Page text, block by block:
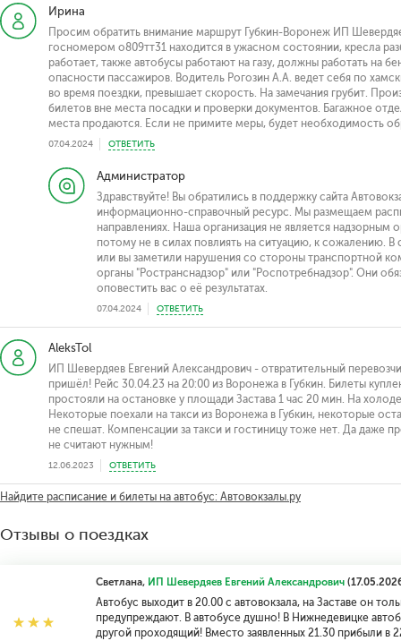
Ирина
Просим обратить внимание маршрут Губкин-Воронеж ИП
госномером о809тт31 находится в ужасном состоянии, кресла
работает, также автобусы работают на газу, должны работать на
опасности пассажиров. Водитель Рогозин А.А. ведет себя по
во время поездки, превышает скорость. На замечания грубит.
билетов вне места посадки и проверки документов. Багажное
места продаются. Если не примите меры, будет необходимость
07.04.2024 ОТВЕТИТЬ
Администратор
Здравствуйте! Вы обратились в поддержку сайта
информационно-справочный ресурс. Мы размещаем
направлениях. Наша организация не является
потому не в силах повлиять на ситуацию, к сожалению. В
или вы заметили нарушения со стороны транспортной
органы "Ространснадзор" или "Роспотребнадзор". Они
оповестить вас о её результатах.
07.04.2024 ОТВЕТИТЬ
AleksTol
ИП Шевердяев Евгений Александрович - отвратительный
пришёл! Рейс 30.04.23 на 20:00 из Воронежа в Губкин. Билеты
простояли на остановке у площади Застава 1 час 20 мин. На
Некоторые поехали на такси из Воронежа в Губкин, некоторые
не спешат. Компенсации за такси и гостиницу тоже нет. Да даже
не считают нужным!
12.06.2023 ОТВЕТИТЬ
Найдите расписание и билеты на автобус: Автовокзалы.ру
Отзывы о поездках
Светлана, ИП Шевердяев Евгений Александрович
Автобус выходит в 20.00 с автовокзала, на Заставе он
предупреждают. В автобусе душно! В Нижнедевицке
другой проходящий! Вместо заявленных 21.30 прибыли в